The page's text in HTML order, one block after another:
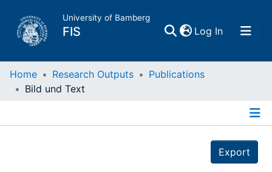
University of Bamberg
FIS Log In(current)
Home
Home Research Outputs
Publications
Bild und Text
Export